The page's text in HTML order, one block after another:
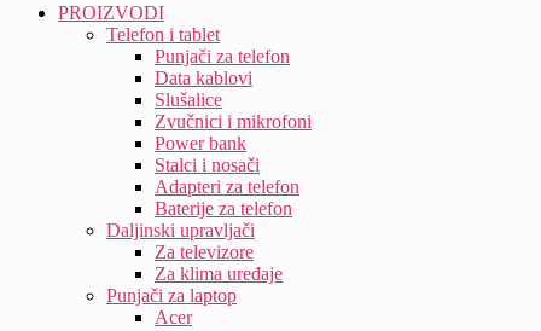
PROIZVODI
Telefon i tablet
Punjači za telefon
Data kablovi
Slušalice
Zvučnici i mikrofoni
Power bank
Stalci i nosači
Adapteri za telefon
Baterije za telefon
Daljinski upravljači
Za televizore
Za klima uređaje
Punjači za laptop
Acer